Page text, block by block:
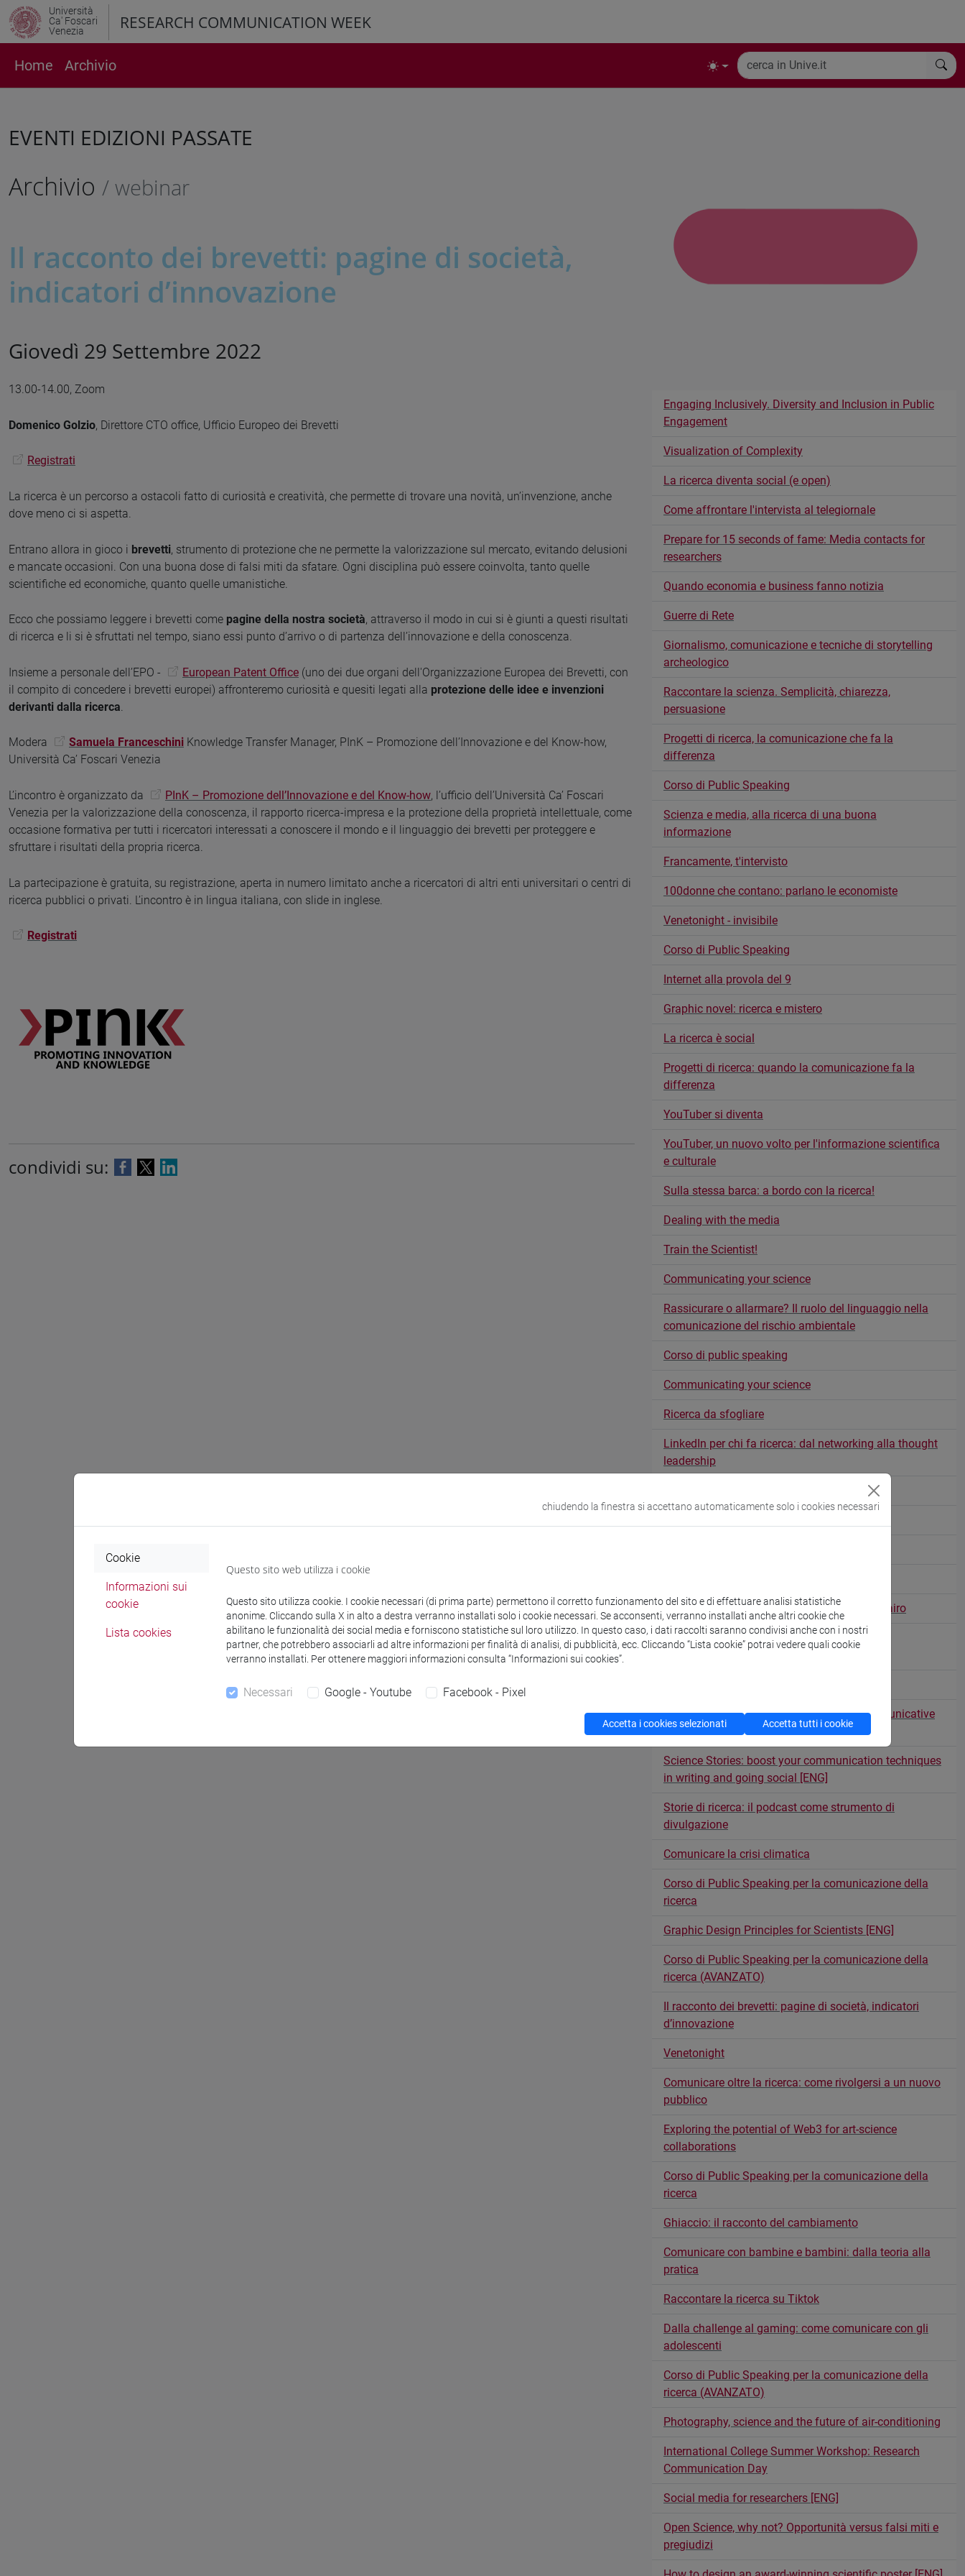
Università
Ca' Foscari
Venezia
RESEARCH COMMUNICATION WEEK
Home Archivio
EVENTI EDIZIONI PASSATE
Archivio / webinar
Il racconto dei brevetti: pagine di società,
indicatori d’innovazione
Giovedì 29 Settembre 2022
13.00-14.00, Zoom
Domenico Golzio, Direttore CTO office, Ufficio Europeo dei Brevetti
Registrati
La ricerca è un percorso a ostacoli fatto di curiosità e creatività, che permette di trovare una novità, un’invenzione, anche
dove meno ci si aspetta.
Entrano allora in gioco i brevetti, strumento di protezione che ne permette la valorizzazione sul mercato, evitando delusioni
e mancate occasioni. Con una buona dose di falsi miti da sfatare. Ogni disciplina può essere coinvolta, tanto quelle
scientifiche ed economiche, quanto quelle umanistiche.
Ecco che possiamo leggere i brevetti come pagine della nostra società, attraverso il modo in cui si è giunti a questi risultati
di ricerca e li si è sfruttati nel tempo, siano essi punto d’arrivo o di partenza dell’innovazione e della conoscenza.
Insieme a personale dell’EPO - European Patent Office (uno dei due organi dell'Organizzazione Europea dei Brevetti, con
il compito di concedere i brevetti europei) affronteremo curiosità e quesiti legati alla protezione delle idee e invenzioni
derivanti dalla ricerca
Modera Samuela Franceschini Knowledge Transfer Manager, PInK – Promozione dell’Innovazione e del Know-how,
Università Ca’ Foscari Venezia
L’incontro è organizzato da PInK – Promozione dell’Innovazione e del Know-how, l’ufficio dell’Università Ca’ Foscari
Venezia per la valorizzazione della conoscenza, il rapporto ricerca-impresa e la protezione della proprietà intellettuale, come
occasione formativa per tutti i ricercatori interessati a conoscere il mondo e il linguaggio dei brevetti per proteggere e
sfruttare i risultati della propria ricerca.
La partecipazione è gratuita, su registrazione, aperta in numero limitato anche a ricercatori di altri enti universitari o centri di
ricerca pubblici o privati. L’incontro è in lingua italiana, con slide in inglese.
Registrati
condividi su:
Engaging Inclusively. Diversity and Inclusion in Public
Engagement
Visualization of Complexity
La ricerca diventa social (e open)
Come affrontare l'intervista al telegiornale
Prepare for 15 seconds of fame: Media contacts for
researchers
Quando economia e business fanno notizia
Guerre di Rete
Giornalismo, comunicazione e tecniche di storytelling
archeologico
Raccontare la scienza. Semplicità, chiarezza,
persuasione
Progetti di ricerca, la comunicazione che fa la
differenza
Corso di Public Speaking
Scienza e media, alla ricerca di una buona
informazione
Francamente, t'intervisto
100donne che contano: parlano le economiste
Venetonight - invisibile
Corso di Public Speaking
Internet alla provola del 9
Graphic novel: ricerca e mistero
La ricerca è social
Progetti di ricerca: quando la comunicazione fa la
differenza
YouTuber si diventa
YouTuber, un nuovo volto per l'informazione scientifica
e culturale
Sulla stessa barca: a bordo con la ricerca!
Dealing with the media
Train the Scientist!
Communicating your science
Rassicurare o allarmare? Il ruolo del linguaggio nella
comunicazione del rischio ambientale
Corso di public speaking
Communicating your science
Ricerca da sfogliare
LinkedIn per chi fa ricerca: dal networking alla thought
leadership
How Charts Lie. Author’s Chat with Alberto Cairo
Guns, Germs, and Covid-19. Why science
communication needs metaphors
Science Stories: migliora le tue tecniche comunicative
nella scrittura e sui social media
Science Stories: boost your communication techniques
in writing and going social [ENG]
Storie di ricerca: il podcast come strumento di
divulgazione
Comunicare la crisi climatica
Corso di Public Speaking per la comunicazione della
ricerca
Graphic Design Principles for Scientists [ENG]
Corso di Public Speaking per la comunicazione della
ricerca (AVANZATO)
Il racconto dei brevetti: pagine di società, indicatori
d’innovazione
Venetonight
Comunicare oltre la ricerca: come rivolgersi a un nuovo
pubblico
Exploring the potential of Web3 for art-science
collaborations
Corso di Public Speaking per la comunicazione della
ricerca
Ghiaccio: il racconto del cambiamento
Comunicare con bambine e bambini: dalla teoria alla
pratica
Raccontare la ricerca su Tiktok
Dalla challenge al gaming: come comunicare con gli
adolescenti
Corso di Public Speaking per la comunicazione della
ricerca (AVANZATO)
Photography, science and the future of air-conditioning
International College Summer Workshop: Research
Communication Day
Social media for researchers [ENG]
Open Science, why not? Opportunità versus falsi miti e
pregiudizi
chiudendo la finestra si accettano automaticamente solo i cookies necessari
Cookie
Informazioni sui
cookie
Lista cookies
Questo sito web utilizza i cookie
Questo sito utilizza cookie. I cookie necessari (di prima parte) permettono il corretto funzionamento del sito e di effettuare analisi statistiche
anonime. Cliccando sulla X in alto a destra verranno installati solo i cookie necessari. Se acconsenti, verranno installati anche altri cookie che
abilitano le funzionalità dei social media e forniscono statistiche sul loro utilizzo. In questo caso, i dati raccolti saranno condivisi anche con i nostri
partner, che potrebbero associarli ad altre informazioni per finalità di analisi, di pubblicità, ecc. Cliccando “Lista cookie” potrai vedere quali cookie
verranno installati. Per ottenere maggiori informazioni consulta “Informazioni sui cookies”.
Necessari Google - Youtube Facebook - Pixel
Accetta i cookies selezionati Accetta tutti i cookie